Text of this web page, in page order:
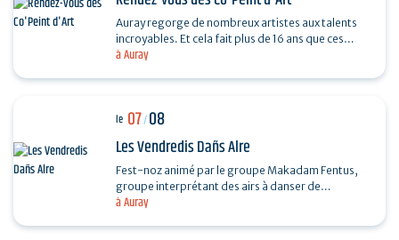
à Auray
Auray regorge de nombreux artistes aux talents
incroyables. Et cela fait plus de 16 ans que ces
derniers se réunissent tous les étés. Pour
à Auray
le 07/08
Les Vendredis Dañs Alre
Fest-noz animé par le groupe Makadam Fentus,
groupe interprétant des airs à danser de
Bretagne. Il propose des airs et des chants issus de